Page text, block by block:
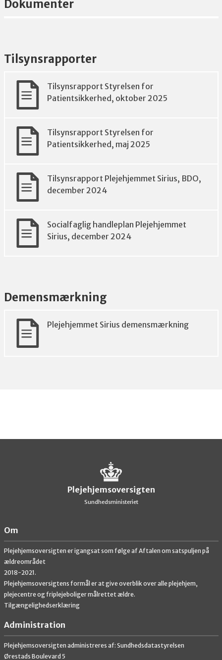
Dokumenter
Tilsynsrapporter
Tilsynsrapport Styrelsen for
Patientsikkerhed, oktober 2025
Tilsynsrapport Styrelsen for
Patientsikkerhed, maj 2025
Tilsynsrapport Plejehjemmet Sirius, BDO,
december 2024
Socialfaglig handleplan Plejehjemmet
Sirius, december 2024
Demensmærkning
Plejehjemmet Sirius demensmærkning
Plejehjemsoversigten
Sundhedsministeriet
Om
Plejehjemsoversigten er igangsat som følge af Aftalen om satspuljen på
ældreområdet
2018-2021.
Plejehjemsoversigtens formål er at give overblik over alle plejehjem,
plejecentre og friplejeboliger målrettet ældre.
Tilgængelighedserklæring
Administration
Plejehjemsoversigten administreres af: Sundhedsdatastyrelsen
Ørestads Boulevard 5